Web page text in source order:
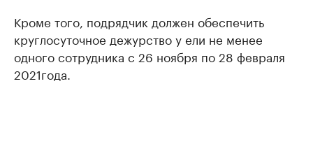
Кроме того, подрядчик должен обеспечить
круглосуточное дежурство у ели не менее
одного сотрудника с 26 ноября по 28 февраля
2021года.